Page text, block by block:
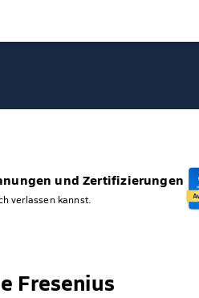
und Zertifizierungen
verlassen kannst.
Fresenius